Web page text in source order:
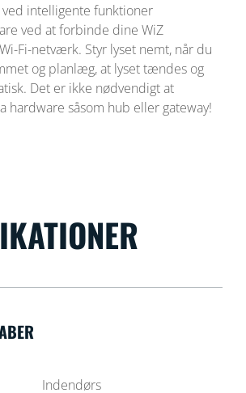
intelligente funktioner
ved at forbinde dine WiZ
Fi-netværk. Styr lyset nemt, når du
og planlæg, at lyset tændes og
Det er ikke nødvendigt at
hardware såsom hub eller gateway!
Indendørs